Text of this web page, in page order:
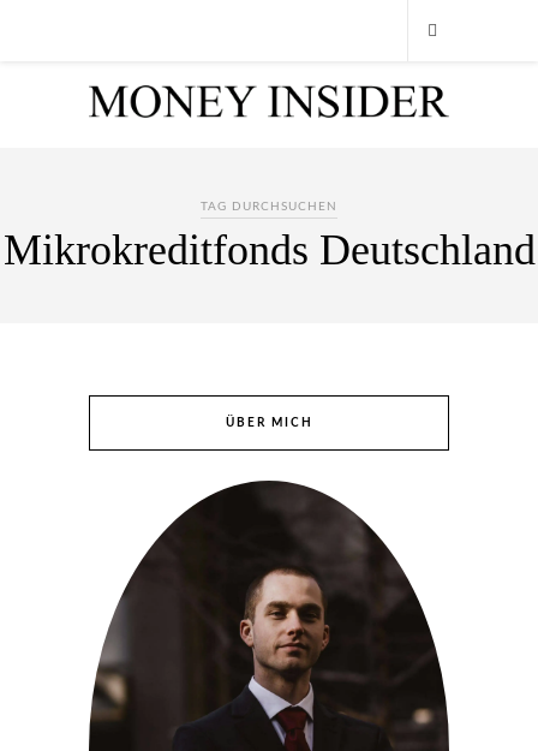
TAG DURCHSUCHEN
Mikrokreditfonds Deutschland
ÜBER MICH